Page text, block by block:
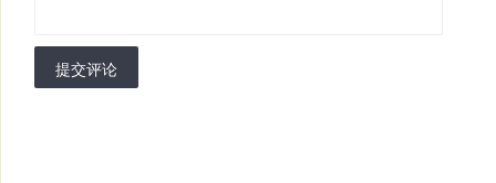
提交评论